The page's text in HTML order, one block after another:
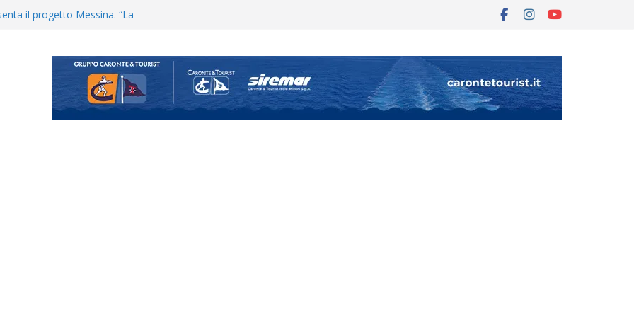
il progetto Messina. “La
e Kamarat restano in
si alzano i ritmi tra lavoro
“Mondo Messina